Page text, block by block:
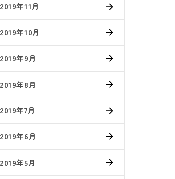
2019年11月
2019年10月
2019年9月
2019年8月
2019年7月
2019年6月
2019年5月